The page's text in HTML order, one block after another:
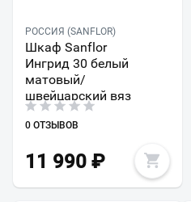
РОССИЯ (SANFLOR)
Шкаф Sanflor
Ингрид 30 белый
матовый/
швейцарский вяз
0 ОТЗЫВОВ
11 990 ₽